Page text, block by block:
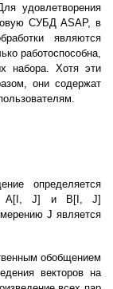
удовлетворения
СУБД ASAP, в
являются
работоспособна,
набора. Хотя эти
они содержат
определяется
A[I, J] и B[I, J]
J является
обобщением
векторов на